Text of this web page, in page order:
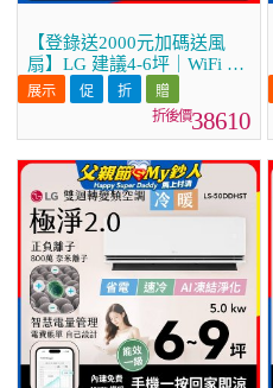
【登錄送2000元加碼送風
扇】LG 建議4-6坪｜WiFi 雙
迴轉變頻空調｜極淨2.0系列
｜AI 氣流 & 奈米離子 (LS-
38610